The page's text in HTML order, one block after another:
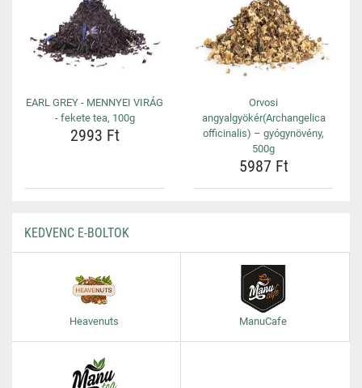
EARL GREY - MENNYEI VIRÁG
- fekete tea, 100g
2993 Ft
Orvosi
angyalgyökér(Archangelica
officinalis) – gyógynövény,
500g
5987 Ft
KEDVENC E-BOLTOK
Heavenuts ManuCafe